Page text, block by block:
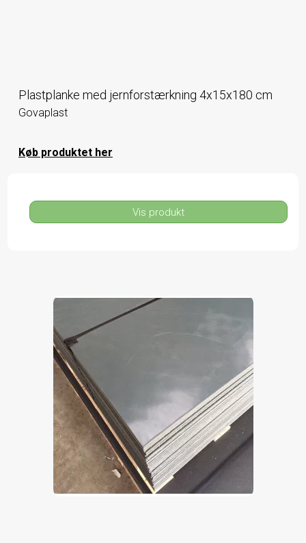
Plastplanke med jernforstærkning 4x15x180 cm
Govaplast
Køb produktet her
Vis produkt